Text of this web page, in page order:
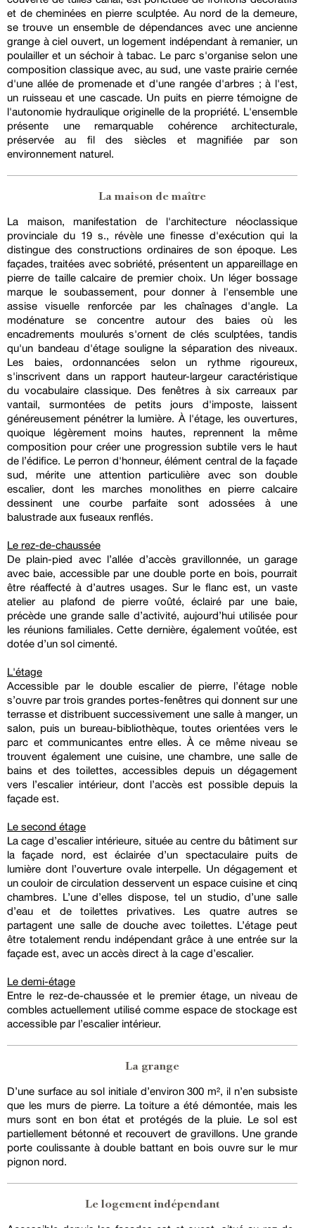
et de cheminées en pierre sculptée. Au nord de la demeure,
se trouve un ensemble de dépendances avec une ancienne
grange à ciel ouvert, un logement indépendant à remanier, un
poulailler et un séchoir à tabac. Le parc s'organise selon une
composition classique avec, au sud, une vaste prairie cernée
d'une allée de promenade et d'une rangée d'arbres ; à l'est,
un ruisseau et une cascade. Un puits en pierre témoigne de
l'autonomie hydraulique originelle de la propriété. L'ensemble
présente une remarquable cohérence architecturale,
préservée au fil des siècles et magnifiée par son
environnement naturel.
La maison de maître
La maison, manifestation de l'architecture néoclassique
provinciale du 19 s., révèle une finesse d'exécution qui la
distingue des constructions ordinaires de son époque. Les
façades, traitées avec sobriété, présentent un appareillage en
pierre de taille calcaire de premier choix. Un léger bossage
marque le soubassement, pour donner à l'ensemble une
assise visuelle renforcée par les chaînages d'angle. La
modénature se concentre autour des baies où les
encadrements moulurés s'ornent de clés sculptées, tandis
qu'un bandeau d'étage souligne la séparation des niveaux.
Les baies, ordonnancées selon un rythme rigoureux,
s'inscrivent dans un rapport hauteur-largeur caractéristique
du vocabulaire classique. Des fenêtres à six carreaux par
vantail, surmontées de petits jours d'imposte, laissent
généreusement pénétrer la lumière. À l'étage, les ouvertures,
quoique légèrement moins hautes, reprennent la même
composition pour créer une progression subtile vers le haut
de l’édifice. Le perron d'honneur, élément central de la façade
sud, mérite une attention particulière avec son double
escalier, dont les marches monolithes en pierre calcaire
dessinent une courbe parfaite sont adossées à une
balustrade aux fuseaux renflés.
Le rez-de-chaussée
De plain-pied avec l’allée d’accès gravillonnée, un garage
avec baie, accessible par une double porte en bois, pourrait
être réaffecté à d’autres usages. Sur le flanc est, un vaste
atelier au plafond de pierre voûté, éclairé par une baie,
précède une grande salle d’activité, aujourd’hui utilisée pour
les réunions familiales. Cette dernière, également voûtée, est
dotée d’un sol cimenté.
L'étage
Accessible par le double escalier de pierre, l’étage noble
s’ouvre par trois grandes portes-fenêtres qui donnent sur une
terrasse et distribuent successivement une salle à manger, un
salon, puis un bureau-bibliothèque, toutes orientées vers le
parc et communicantes entre elles. À ce même niveau se
trouvent également une cuisine, une chambre, une salle de
bains et des toilettes, accessibles depuis un dégagement
vers l’escalier intérieur, dont l’accès est possible depuis la
façade est.
Le second étage
La cage d’escalier intérieure, située au centre du bâtiment sur
la façade nord, est éclairée d’un spectaculaire puits de
lumière dont l’ouverture ovale interpelle. Un dégagement et
un couloir de circulation desservent un espace cuisine et cinq
chambres. L’une d’elles dispose, tel un studio, d’une salle
d’eau et de toilettes privatives. Les quatre autres se
partagent une salle de douche avec toilettes. L’étage peut
être totalement rendu indépendant grâce à une entrée sur la
façade est, avec un accès direct à la cage d’escalier.
Le demi-étage
Entre le rez-de-chaussée et le premier étage, un niveau de
combles actuellement utilisé comme espace de stockage est
accessible par l’escalier intérieur.
La grange
D’une surface au sol initiale d’environ 300 m², il n’en subsiste
que les murs de pierre. La toiture a été démontée, mais les
murs sont en bon état et protégés de la pluie. Le sol est
partiellement bétonné et recouvert de gravillons. Une grande
porte coulissante à double battant en bois ouvre sur le mur
pignon nord.
Le logement indépendant